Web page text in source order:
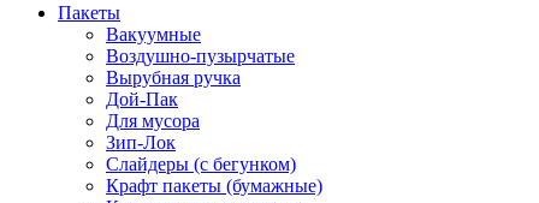
Пакеты
Вакуумные
Воздушно-пузырчатые
Вырубная ручка
Дой-Пак
Для мусора
Зип-Лок
Слайдеры (с бегунком)
Крафт пакеты (бумажные)